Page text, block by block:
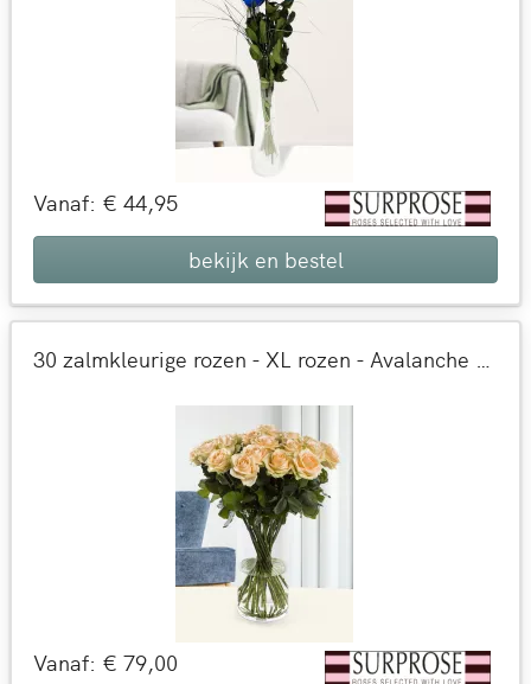
Vanaf: € 44,95
bekijk en bestel
Vanaf: € 79,00